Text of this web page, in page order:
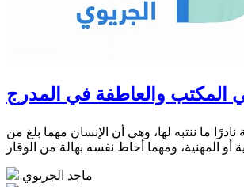
المكتب والعاطفة في المدرج
ما ننتبه لها، وهي أن الإنسان مهما بلغ من
ماجد الجريوي